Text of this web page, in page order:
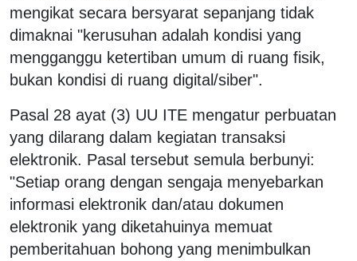
mengikat secara bersyarat sepanjang tidak
dimaknai "kerusuhan adalah kondisi yang
mengganggu ketertiban umum di ruang fisik,
bukan kondisi di ruang digital/siber".
Pasal 28 ayat (3) UU ITE mengatur perbuatan
yang dilarang dalam kegiatan transaksi
elektronik. Pasal tersebut semula berbunyi:
"Setiap orang dengan sengaja menyebarkan
informasi elektronik dan/atau dokumen
elektronik yang diketahuinya memuat
pemberitahuan bohong yang menimbulkan